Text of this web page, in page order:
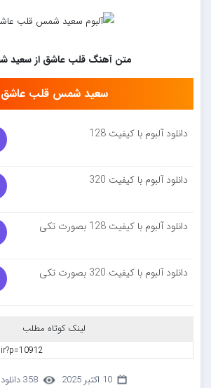
متن آهنگ قلب عاشق از سعید
سعید شمس قلب عاشق
دانلود آلبوم با کیفیت 128
دانلود آلبوم با کیفیت 320
دانلود آلبوم با کیفیت 128 بصورت تکی
دانلود آلبوم با کیفیت 320 بصورت تکی
لینک کوتاه مطلب
10 اکتبر 2025 358 دانلود